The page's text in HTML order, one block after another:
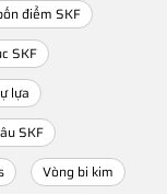
điểm SKF
SKF
lựa
SKF
Vòng bi kim